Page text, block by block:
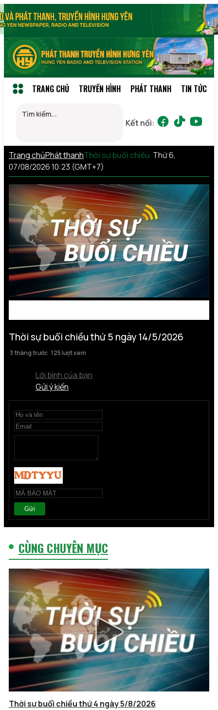
TRANG CHỦ TRUYỀN HÌNH PHÁT THANH TIN TỨC
Kết nối:
Trang chủPhát thanhThời sự buổi chiều Thứ 6,
07/08/2026 10:23 (GMT+7)
Thời sự buổi chiều thứ 5 ngày 14/5/2026
3 tháng trước 125 lượt xem
Lời bình của bạn
Gửi ý kiến
Gửi
CÙNG CHUYÊN MỤC
Thời sự buổi chiều thứ 4 ngày 5/8/2026